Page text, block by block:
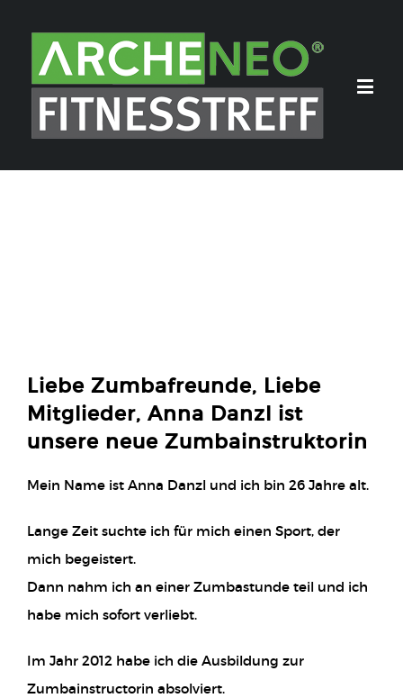
Liebe Zumbafreunde, Liebe
Mitglieder, Anna Danzl ist
unsere neue Zumbainstruktorin
Mein Name ist Anna Danzl und ich bin 26 Jahre alt.
Lange Zeit suchte ich für mich einen Sport, der
mich begeistert.
Dann nahm ich an einer Zumbastunde teil und ich
habe mich sofort verliebt.
Im Jahr 2012 habe ich die Ausbildung zur
Zumbainstructorin absolviert.